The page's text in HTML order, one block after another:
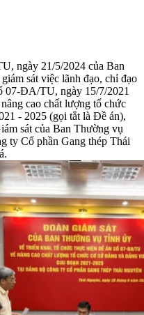
ngày 21/5/2024 của Ban
sát việc lãnh đạo, chỉ đạo
07-ĐA/TU, ngày 15/7/2021
cao chất lượng tổ chức
- 2025 (gọi tắt là Đề án),
sát của Ban Thường vụ
ty Cổ phần Gang thép Thái